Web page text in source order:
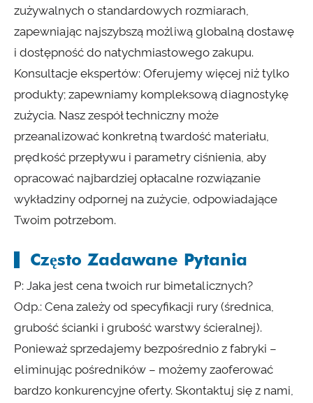
zużywalnych o standardowych rozmiarach,
zapewniając najszybszą możliwą globalną dostawę
i dostępność do natychmiastowego zakupu.
Konsultacje ekspertów: Oferujemy więcej niż tylko
produkty; zapewniamy kompleksową diagnostykę
zużycia. Nasz zespół techniczny może
przeanalizować konkretną twardość materiału,
prędkość przepływu i parametry ciśnienia, aby
opracować najbardziej opłacalne rozwiązanie
wykładziny odpornej na zużycie, odpowiadające
Twoim potrzebom.
Często Zadawane Pytania
P: Jaka jest cena twoich rur bimetalicznych?
Odp.: Cena zależy od specyfikacji rury (średnica,
grubość ścianki i grubość warstwy ścieralnej).
Ponieważ sprzedajemy bezpośrednio z fabryki –
eliminując pośredników – możemy zaoferować
bardzo konkurencyjne oferty. Skontaktuj się z nami,